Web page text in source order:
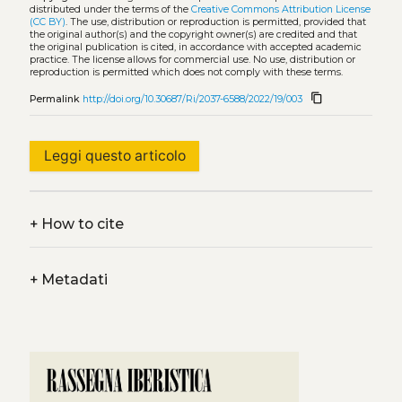
distributed under the terms of the Creative Commons Attribution License
(CC BY). The use, distribution or reproduction is permitted, provided that
the original author(s) and the copyright owner(s) are credited and that
the original publication is cited, in accordance with accepted academic
practice. The license allows for commercial use. No use, distribution or
reproduction is permitted which does not comply with these terms.
Permalink http://doi.org/10.30687/Ri/2037-6588/2022/19/003 content_copy
Leggi questo articolo
+How to cite
+Metadati